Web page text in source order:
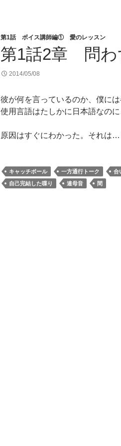
第1話 ボイス講師編① 愛のレッスン
第1話2章 問わ
2014/05/08
彼が何を言っているのか、僕に
使用言語はたしかに日本語なのに
原因はすぐにわかった。それは…
キャッチボール 一方通行トーク 合
自己完結した喋り
連母音 間